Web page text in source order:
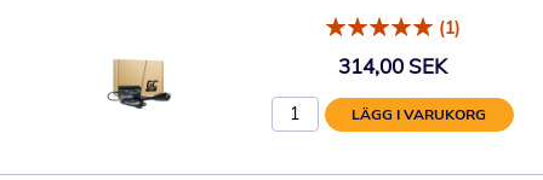
(1)
314,00 SEK
LÄGG I VARUKORG